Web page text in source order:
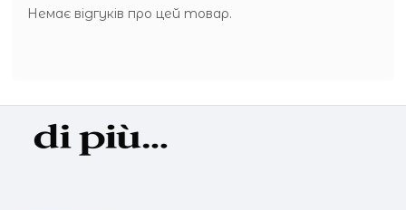
Немає відгуків про цей товар.